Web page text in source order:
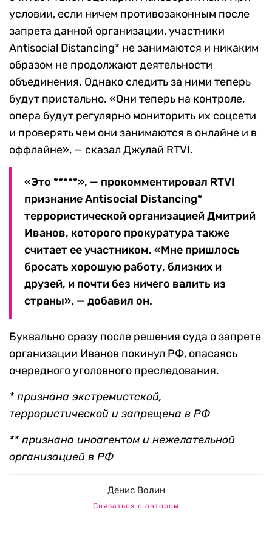
условии, если ничем противозаконным после
запрета данной организации, участники
Antisocial Distancing* не занимаются и никаким
образом не продолжают деятельности
объединения. Однако следить за ними теперь
будут пристально. «Они теперь на контроле,
опера будут регулярно мониторить их соцсети
и проверять чем они занимаются в онлайне и в
оффлайне», — сказал Джулай RTVI.
«Это *****», — прокомментировал RTVI
признание Antisocial Distancing*
террористической организацией Дмитрий
Иванов, которого прокуратура также
считает ее участником. «Мне пришлось
бросать хорошую работу, близких и
друзей, и почти без ничего валить из
страны», — добавил он.
Буквально сразу после решения суда о запрете
организации Иванов покинул РФ, опасаясь
очередного уголовного преследования.
* признана экстремистской,
террористической и запрещена в РФ
** признана иноагентом и нежелательной
организацией в РФ
Денис Волин
Связаться с автором